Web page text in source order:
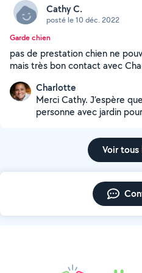
Cathy C.
posté le 10 déc. 2022
Garde chien
pas de prestation chien ne
mais très bon contact avec
Charlotte
Merci Cathy. J’espère
personne avec jardin
Voir tous